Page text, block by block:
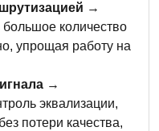
→
количество
упрощая работу на
→
эквализации,
потери качества,